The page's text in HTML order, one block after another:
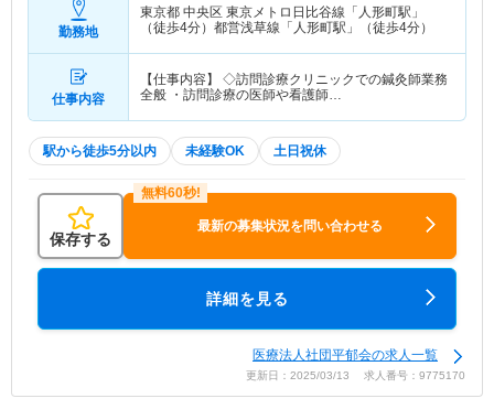
勤務地
東京都 中央区 東京メトロ日比谷線「人形町駅」
（徒歩4分）都営浅草線「人形町駅」（徒歩4分）
仕事内容
【仕事内容】 ◇訪問診療クリニックでの鍼灸師業務
全般 ・訪問診療の医師や看護師…
駅から徒歩5分以内 未経験OK 土日祝休
保存する
最新の募集状況を問い合わせる
詳細を見る
医療法人社団平郁会の求人一覧
更新日：2025/03/13 求人番号：9775170